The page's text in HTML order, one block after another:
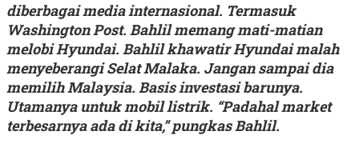
diberbagai media internasional. Termasuk
Washington Post. Bahlil memang mati-matian
melobi Hyundai. Bahlil khawatir Hyundai malah
menyeberangi Selat Malaka. Jangan sampai dia
memilih Malaysia. Basis investasi barunya.
Utamanya untuk mobil listrik. “Padahal market
terbesarnya ada di kita,” pungkas Bahlil.